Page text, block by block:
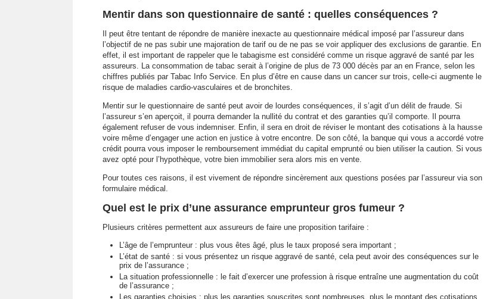
Mentir dans son questionnaire de santé : quelles conséquences ?
Il peut être tentant de répondre de manière inexacte au questionnaire médical imposé par l’assureur dans
l’objectif de ne pas subir une majoration de tarif ou de ne pas se voir appliquer des exclusions de garantie. En
effet, il est important de rappeler que le tabagisme est considéré comme un risque aggravé de santé par les
assureurs. La consommation de tabac serait à l’origine de plus de 73 000 décès par an en France, selon les
chiffres publiés par Tabac Info Service. En plus d’être en cause dans un cancer sur trois, celle-ci augmente le
risque de maladies cardio-vasculaires et de bronchites.
Mentir sur le questionnaire de santé peut avoir de lourdes conséquences, il s’agit d’un délit de fraude. Si
l’assureur s’en aperçoit, il pourra demander la nullité du contrat et des garanties qu’il comporte. Il pourra
également refuser de vous indemniser. Enfin, il sera en droit de réviser le montant des cotisations à la hausse
voire même d’engager une action en justice à votre encontre. De son côté, la banque qui vous a accordé votre
crédit pourra vous imposer le remboursement immédiat du capital emprunté ou bien utiliser la caution. Si vous
avez opté pour l’hypothèque, votre bien immobilier sera alors mis en vente.
Pour toutes ces raisons, il est vivement de répondre sincèrement aux questions posées par l’assureur via son
formulaire médical.
Quel est le prix d’une assurance emprunteur gros fumeur ?
Plusieurs critères permettent aux assureurs de faire une proposition tarifaire :
L’âge de l’emprunteur : plus vous êtes âgé, plus le taux proposé sera important ;
L’état de santé : si vous présentez un risque aggravé de santé, cela peut avoir des conséquences sur le
prix de l’assurance ;
La situation professionnelle : le fait d’exercer une profession à risque entraîne une augmentation du coût
de l’assurance ;
Les garanties choisies : plus les garanties souscrites sont nombreuses, plus le montant des cotisations